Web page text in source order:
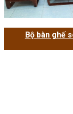
Bộ bàn ghế